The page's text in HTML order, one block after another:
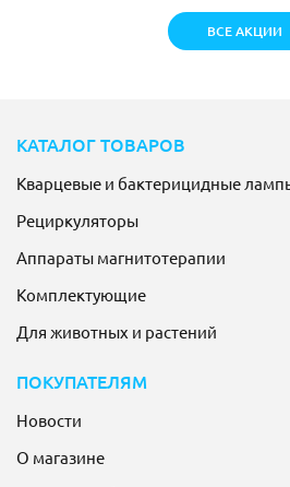
ВСЕ АКЦИИ
КАТАЛОГ ТОВАРОВ
Кварцевые и бактерицидные
Рециркуляторы
Аппараты магнитотерапии
Комплектующие
Для животных и растений
ПОКУПАТЕЛЯМ
Новости
О магазине